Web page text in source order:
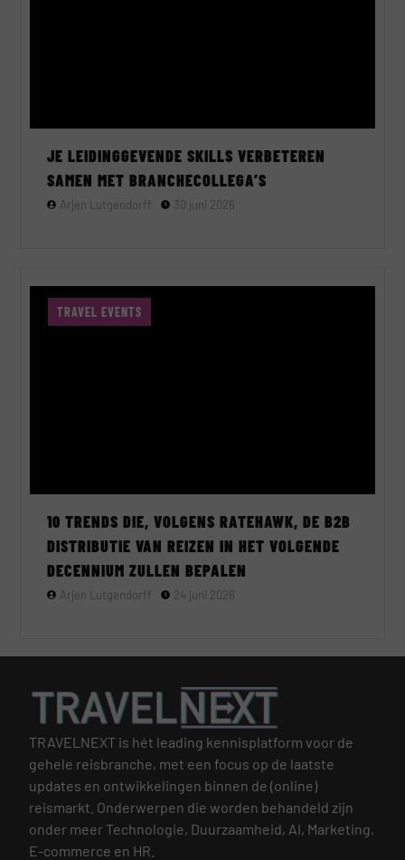
JE LEIDINGGEVENDE SKILLS VERBETEREN
SAMEN MET BRANCHECOLLEGA’S
Arjen Lutgendorff 30 juni 2026
TRAVEL EVENTS
10 TRENDS DIE, VOLGENS RATEHAWK, DE B2B
DISTRIBUTIE VAN REIZEN IN HET VOLGENDE
DECENNIUM ZULLEN BEPALEN
Arjen Lutgendorff 24 juni 2026
TRAVELNEXT is hét leading kennisplatform voor de
gehele reisbranche, met een focus op de laatste
updates en ontwikkelingen binnen de (online)
reismarkt. Onderwerpen die worden behandeld zijn
onder meer Technologie, Duurzaamheid, AI, Marketing,
E-commerce en HR.